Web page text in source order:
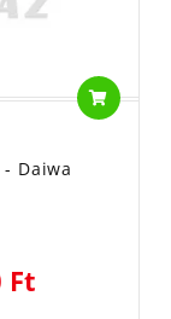
- Daiwa
Ft